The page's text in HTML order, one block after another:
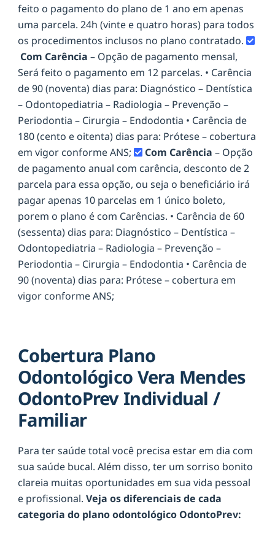
feito o pagamento do plano de 1 ano em apenas
uma parcela. 24h (vinte e quatro horas) para todos
os procedimentos inclusos no plano contratado.
Com Carência – Opção de pagamento mensal,
Será feito o pagamento em 12 parcelas. • Carência
de 90 (noventa) dias para: Diagnóstico – Dentística
– Odontopediatria – Radiologia – Prevenção –
Periodontia – Cirurgia – Endodontia • Carência de
180 (cento e oitenta) dias para: Prótese – cobertura
em vigor conforme ANS;
Com Carência – Opção
de pagamento anual com carência, desconto de 2
parcela para essa opção, ou seja o beneficiário irá
pagar apenas 10 parcelas em 1 único boleto,
porem o plano é com Carências. • Carência de 60
(sessenta) dias para: Diagnóstico – Dentística –
Odontopediatria – Radiologia – Prevenção –
Periodontia – Cirurgia – Endodontia • Carência de
90 (noventa) dias para: Prótese – cobertura em
vigor conforme ANS;
Cobertura Plano
Odontológico Vera Mendes
OdontoPrev Individual /
Familiar
Para ter saúde total você precisa estar em dia com
sua saúde bucal. Além disso, ter um sorriso bonito
clareia muitas oportunidades em sua vida pessoal
e profissional. Veja os diferenciais de cada
categoria do plano odontológico OdontoPrev: